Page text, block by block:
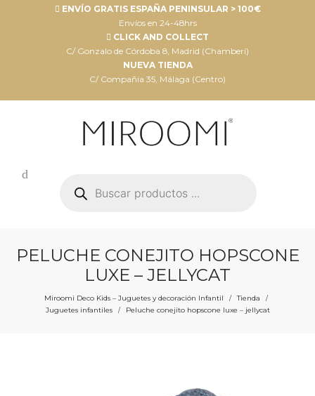
ENVÍO GRATIS ESPAÑA PENINSULAR > 100€
Envíos en 24-48hrs
CLICK AND COLLECT
C/ Gonzalo de Córdoba 8, Madrid (Chamberí)
NUEVA TIENDA
C/ Compañia 35, Málaga (Centro)
productos
PELUCHE CONEJITO HOPSCONE
LUXE – JELLYCAT
Miroomi Deco Kids – Juguetes y decoración Infantil / Tienda /
Juguetes infantiles / Peluche conejito hopscone luxe – jellycat